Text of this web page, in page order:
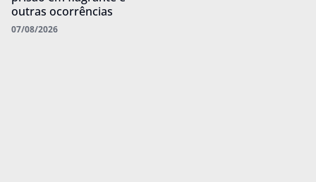
outras ocorrências
07/08/2026